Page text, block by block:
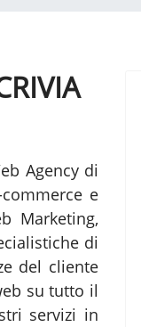
Agency di
e
Marketing,
di
del cliente
su tutto il
servizi in